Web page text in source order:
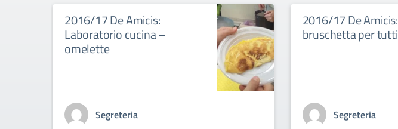
2016/17 De Amicis:
Laboratorio cucina –
omelette
Segreteria
2016/17 De Amicis:
bruschetta per tutti
Segreteria